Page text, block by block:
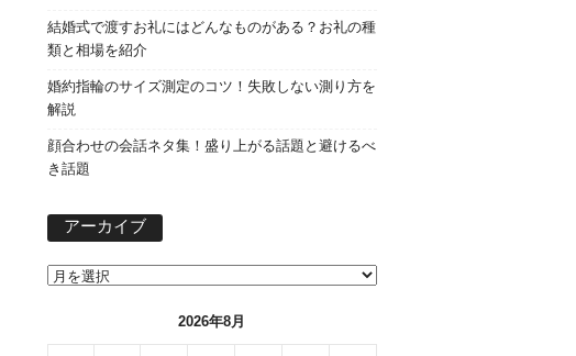
結婚式で渡すお礼にはどんなものがある？お礼の種
類と相場を紹介
婚約指輪のサイズ測定のコツ！失敗しない測り方を
解説
顔合わせの会話ネタ集！盛り上がる話題と避けるべ
き話題
アーカイブ
2026年8月